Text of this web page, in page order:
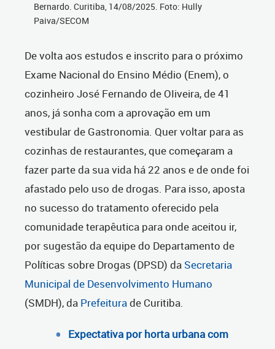
Bernardo. Curitiba, 14/08/2025. Foto: Hully
Paiva/SECOM
De volta aos estudos e inscrito para o próximo
Exame Nacional do Ensino Médio (Enem), o
cozinheiro José Fernando de OIiveira, de 41
anos, já sonha com a aprovação em um
vestibular de Gastronomia. Quer voltar para as
cozinhas de restaurantes, que começaram a
fazer parte da sua vida há 22 anos e de onde foi
afastado pelo uso de drogas. Para isso, aposta
no sucesso do tratamento oferecido pela
comunidade terapêutica para onde aceitou ir,
por sugestão da equipe do Departamento de
Políticas sobre Drogas (DPSD) da Secretaria
Municipal de Desenvolvimento Humano
(SMDH), da Prefeiturade Curitiba.
Expectativa por horta urbana com